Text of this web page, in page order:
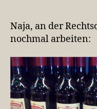
Naja, an der
nochmal arbeiten: